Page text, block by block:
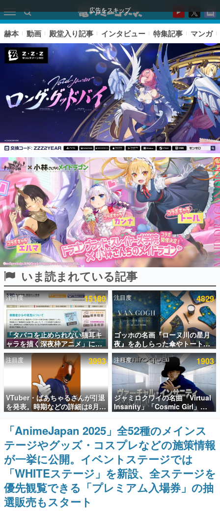
広告をスキップ
ピックアップ
電ファミのいま読まれている記事ランキング
アプリセール情報
インタビュー
連載・特集一覧
殿堂入り記事
SNS拡散数が数千以上！ ページビュー数万以上！ などな
ど。多くの人々に読まれた、電ファミ渾身の“殿堂入り”記
事をまとめました。
ゲームの企画書
名作ゲームクリエイターの方々に製作時のエピソードをお
聞きし、ヒットする企画（ゲーム）とは何か？を探ってい
きます。
赫本
この物語を解いてはいけない。『赫本』は、〈試験問題〉
の形をした短編ホラー小説集です。
新世代に訊く
これからのデジタルゲーム市場を担う若きクリエイター達
の姿を追い、彼らのルーツと情熱を探っていきます。
ゲーム世代の作家たち
ゲームに多大な影響を受けた作家さんに取材し、ゲームが
日本のコンテンツ産業やカルチャーに与えた影響を探る企
画です。
日本モバイルゲーム産業史
日本のモバイルゲーム史における主要なトピック・タイト
ルを網羅するほか、開発者へのインタビューや識者による
解説を掲載。約20年の歴史が一望できる決定版！
赫本 動画 殿堂入り記事 インタビュー 特集記事 マンガ
いま読まれている記事
注目度 15180
「タバコを止められない猫耳キ
ャラを描く深夜枠アニメ」に視
聴者の一部から批判意見。違法
薬物の使用と思しき描写も含め
て、BPOが議論を交わす
注目度 4829
ゴッホの名画『ローヌ川の星月
夜』をあしらった傘やトートバ
ッグなどが登場。8月7日21時よ
り2日間限定で予約販売
注目度 3993
VTuber・ばあちゃるさんが引退
を発表。時期などの詳細は8月9
日15時からの配信で説明
注目度 1903
ジャミロクワイの名曲「Virtual
Insanity」「Cosmic Girl」
「Canned Heat」公式日本語字
幕付きMVがいきなり公開！
「SUMMER SONIC 2026」での
9年ぶりとなる日本公演を記念し
て
「AnimeJapan 2025」全52種のメインス
テージやグッズ・コスプレなどの施策情報
が一挙に公開。イベントステージでは
「WHITEステージ」を新設、全ステージを
優先観覧できる「プレミアム入場券」の抽
選販売もスタート